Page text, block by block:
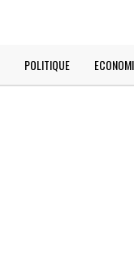
POLITIQUE